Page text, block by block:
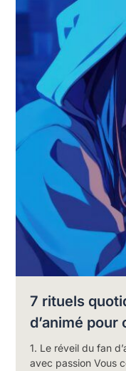
7 rituels
d’animé
1. Le réveil du fan
avec passion Vous